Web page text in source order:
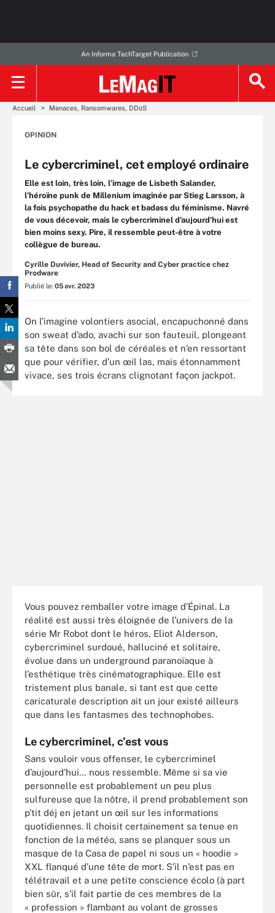
An Informa TechTarget Publication
Accueil Menaces, Ransomwares, DDoS
OPINION
Le cybercriminel, cet employé ordinaire
Elle est loin, très loin, l’image de Lisbeth Salander,
l’héroïne punk de Millenium imaginée par Stieg Larsson, à
la fois psychopathe du hack et badass du féminisme. Navré
de vous décevoir, mais le cybercriminel d’aujourd’hui est
bien moins sexy. Pire, il ressemble peut-être à votre
collègue de bureau.
Cyrille Duvivier, Head of Security and Cyber practice chez
Prodware
Publié le: 05 avr. 2023
On l’imagine volontiers asocial, encapuchonné dans
son sweat d’ado, avachi sur son fauteuil, plongeant
sa tête dans son bol de céréales et n’en ressortant
que pour vérifier, d’un œil las, mais étonnamment
vivace, ses trois écrans clignotant façon jackpot.
Vous pouvez remballer votre image d’Épinal. La
réalité est aussi très éloignée de l’univers de la
série Mr Robot dont le héros, Eliot Alderson,
cybercriminel surdoué, halluciné et solitaire,
évolue dans un underground paranoïaque à
l’esthétique très cinématographique. Elle est
tristement plus banale, si tant est que cette
caricaturale description ait un jour existé ailleurs
que dans les fantasmes des technophobes.
Le cybercriminel, c’est vous
Sans vouloir vous offenser, le cybercriminel
d’aujourd’hui… nous ressemble. Même si sa vie
personnelle est probablement un peu plus
sulfureuse que la nôtre, il prend probablement son
p’tit déj en jetant un œil sur les informations
quotidiennes. Il choisit certainement sa tenue en
fonction de la météo, sans se planquer sous un
masque de la Casa de papel ni sous un « hoodie »
XXL flanqué d’une tête de mort. S’il n’est pas en
télétravail et a une petite conscience écolo (à part
bien sûr, s’il fait partie de ces membres de la
« profession » flambant au volant de grosses